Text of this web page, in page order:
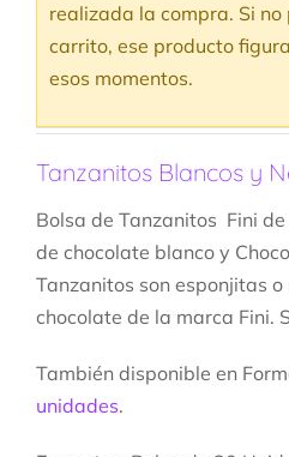
realizada la compra. Si
carrito, ese producto
esos momentos.
Tanzanitos Blancos y
Bolsa de Tanzanitos Fini
de chocolate blanco y
Tanzanitos son esponjitas
chocolate de la marca Fini.
También disponible en
unidades.